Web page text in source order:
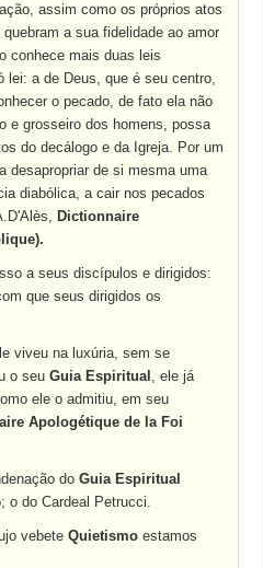
assim como os próprios atos
a sua fidelidade ao amor
conhece mais duas leis
lei: a de Deus, que é seu centro,
o pecado, de fato ela não
e grosseiro dos homens, possa
do decálogo e da Igreja. Por um
desapropriar de si mesma uma
diabólica, a cair nos pecados
Dictionnaire
a seus discípulos e dirigidos:
que seus dirigidos os
viveu na luxúria, sem se
o seuGuia Espiritual , ele já
ele o admitiu, em seu
Apologétique de la Foi
doGuia Espiritual
o do Cardeal Petrucci.
vebeteQuietismo estamos